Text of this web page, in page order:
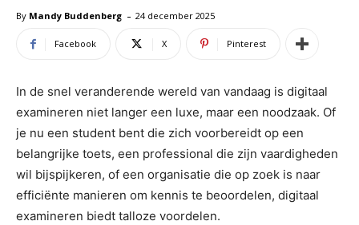
By Mandy Buddenberg - 24 december 2025
Facebook X Pinterest
In de snel veranderende wereld van vandaag is digitaal
examineren niet langer een luxe, maar een noodzaak. Of
je nu een student bent die zich voorbereidt op een
belangrijke toets, een professional die zijn vaardigheden
wil bijspijkeren, of een organisatie die op zoek is naar
efficiënte manieren om kennis te beoordelen, digitaal
examineren biedt talloze voordelen.